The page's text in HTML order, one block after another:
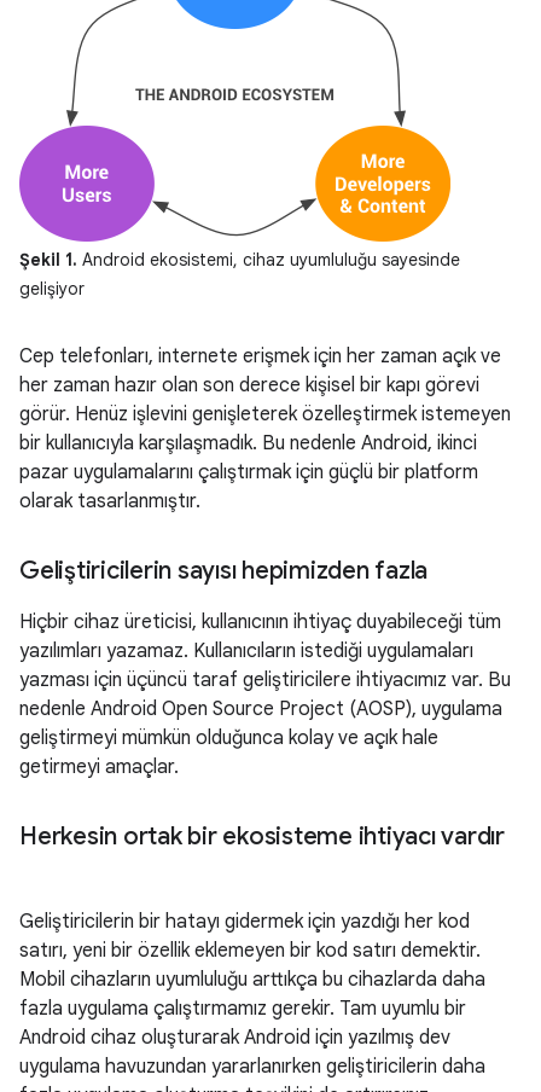
Şekil 1. Android ekosistemi, cihaz uyumluluğu sayesinde
gelişiyor
Cep telefonları, internete erişmek için her zaman açık ve
her zaman hazır olan son derece kişisel bir kapı görevi
görür. Henüz işlevini genişleterek özelleştirmek istemeyen
bir kullanıcıyla karşılaşmadık. Bu nedenle Android, ikinci
pazar uygulamalarını çalıştırmak için güçlü bir platform
olarak tasarlanmıştır.
Geliştiricilerin sayısı hepimizden fazla
Hiçbir cihaz üreticisi, kullanıcının ihtiyaç duyabileceği tüm
yazılımları yazamaz. Kullanıcıların istediği uygulamaları
yazması için üçüncü taraf geliştiricilere ihtiyacımız var. Bu
nedenle Android Open Source Project (AOSP), uygulama
geliştirmeyi mümkün olduğunca kolay ve açık hale
getirmeyi amaçlar.
Herkesin ortak bir ekosisteme ihtiyacı vardır
Geliştiricilerin bir hatayı gidermek için yazdığı her kod
satırı, yeni bir özellik eklemeyen bir kod satırı demektir.
Mobil cihazların uyumluluğu arttıkça bu cihazlarda daha
fazla uygulama çalıştırmamız gerekir. Tam uyumlu bir
Android cihaz oluşturarak Android için yazılmış dev
uygulama havuzundan yararlanırken geliştiricilerin daha